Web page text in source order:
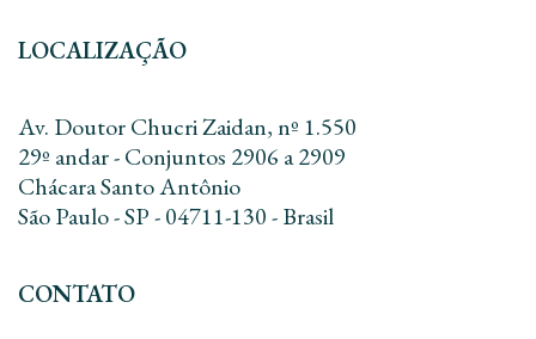
LOCALIZAÇÃO
Av. Doutor Chucri Zaidan, nº 1.550
29º andar - Conjuntos 2906 a 2909
Chácara Santo Antônio
São Paulo - SP - 04711-130 - Brasil
CONTATO